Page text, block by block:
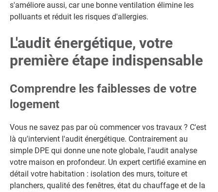
s'améliore aussi, car une bonne ventilation élimine les
polluants et réduit les risques d'allergies.
L'audit énergétique, votre
première étape indispensable
Comprendre les faiblesses de votre
logement
Vous ne savez pas par où commencer vos travaux ? C'est
là qu'intervient l'audit énergétique. Contrairement au
simple DPE qui donne une note globale, l'audit analyse
votre maison en profondeur. Un expert certifié examine en
détail votre habitation : isolation des murs, toiture et
planchers, qualité des fenêtres, état du chauffage et de la